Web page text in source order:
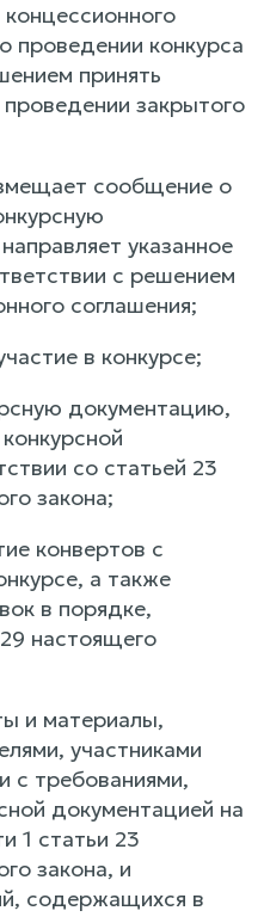
проведении конкурса
принять
закрытого
сообщение о
указанное
с решением
соглашения;
в конкурсе;
документацию,
со статьей 23
закона;
конвертов с
а также
в порядке,
настоящего
и материалы,
участниками
с требованиями,
документацией на
1 статьи 23
закона, и
содержащихся в